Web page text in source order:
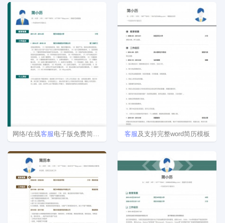
网络/在线客服电子版免费简历模板 客服及支持完整word简历模板